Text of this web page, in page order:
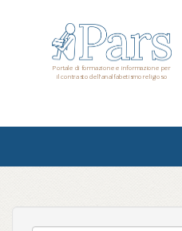
contenuto
Portale di formazione e informazione per
il contrasto dell'analfabetismo religioso